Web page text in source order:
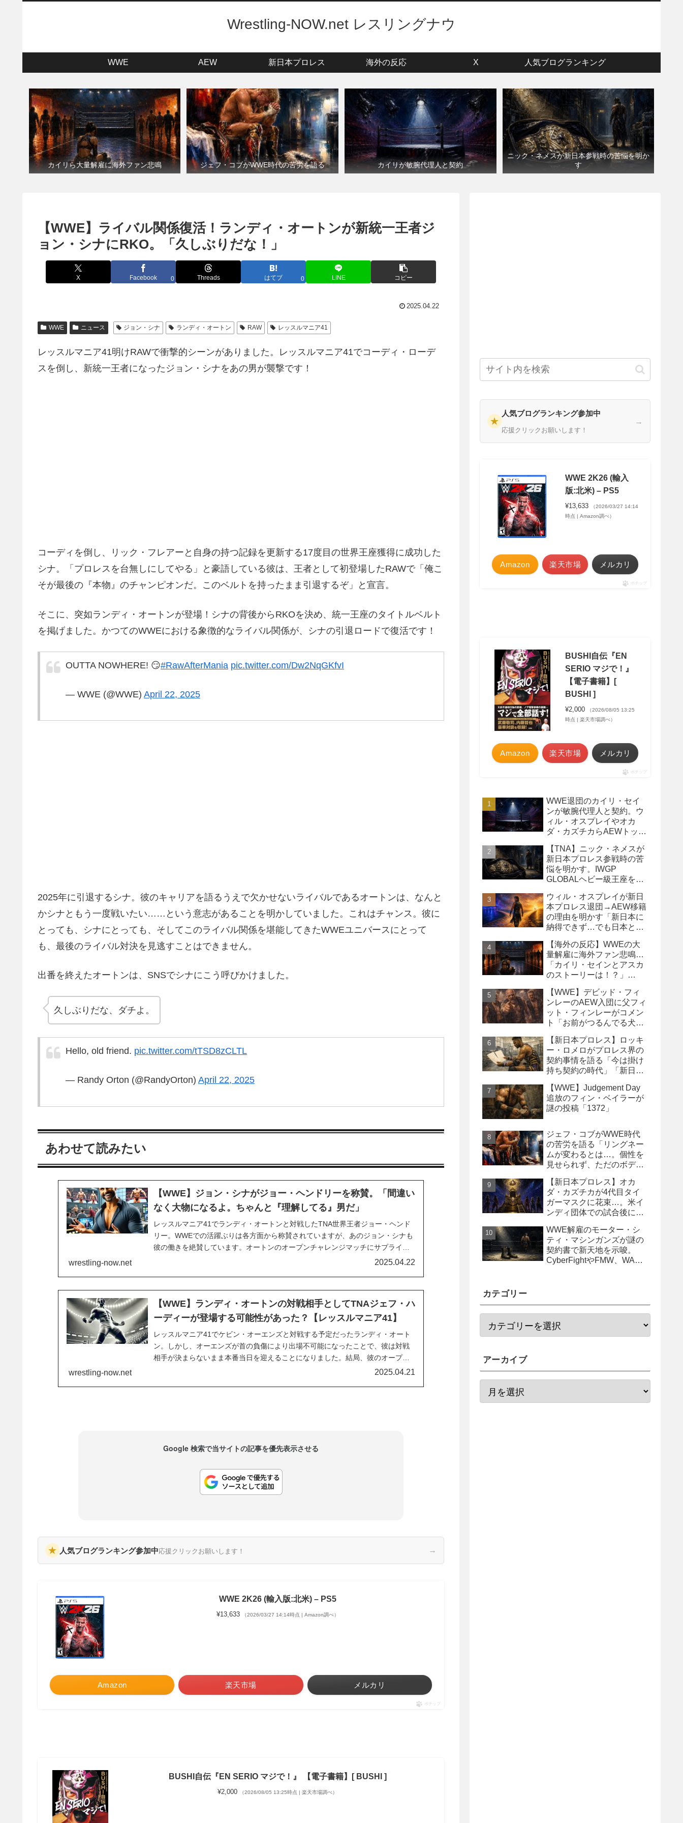
Wrestling-NOW.net レスリングナウ
WWE AEW 新日本プロレス 海外の反応 X 人気ブログランキング
カイリら大量解雇に海外ファン悲鳴 ジェフ・コブがWWE時代の苦労を語る カイリが敏腕代理人と契約
ニック・ネメスが新日本参戦時の苦悩を明か
す
【WWE】ライバル関係復活！ランディ・オートンが新統一王者ジ
ョン・シナにRKO。「久しぶりだな！」
X Facebook 0 Threads はてブ 0 LINE コピー
2025.04.22
WWE ニュース ジョン・シナ ランディ・オートン RAW レッスルマニア41
レッスルマニア41明けRAWで衝撃的シーンがありました。レッスルマニア41でコーディ・ローデ
スを倒し、新統一王者になったジョン・シナをあの男が襲撃です！
コーディを倒し、リック・フレアーと自身の持つ記録を更新する17度目の世界王座獲得に成功した
シナ。「プロレスを台無しにしてやる」と豪語している彼は、王者として初登場したRAWで「俺こ
そが最後の『本物』のチャンピオンだ。このベルトを持ったまま引退するぞ」と宣言。
そこに、突如ランディ・オートンが登場！シナの背後からRKOを決め、統一王座のタイトルベルト
を掲げました。かつてのWWEにおける象徴的なライバル関係が、シナの引退ロードで復活です！
OUTTA NOWHERE! 😏#RawAfterMania pic.twitter.com/Dw2NqGKfvI
— WWE (@WWE) April 22, 2025
2025年に引退するシナ。彼のキャリアを語るうえで欠かせないライバルであるオートンは、なんと
かシナともう一度戦いたい……という意志があることを明かしていました。これはチャンス。彼に
とっても、シナにとっても、そしてこのライバル関係を堪能してきたWWEユニバースにとって
も、最後のライバル対決を見逃すことはできません。
出番を終えたオートンは、SNSでシナにこう呼びかけました。
久しぶりだな、ダチよ。
Hello, old friend. pic.twitter.com/tTSD8zCLTL
— Randy Orton (@RandyOrton) April 22, 2025
あわせて読みたい
【WWE】ジョン・シナがジョー・ヘンドリーを称賛。「間違い
なく大物になるよ。ちゃんと『理解してる』男だ」
レッスルマニア41でランディ・オートンと対戦したTNA世界王者ジョー・ヘンド
リー。WWEでの活躍ぶりは各方面から称賛されていますが、あのジョン・シナも
彼の働きを絶賛しています。オートンのオープンチャレンジマッチにサプライズ
登場したヘンドリーは、入場だけでファンから大歓声を浴び、試合中にも会場を
wrestling-now.net 2025.04.22
【WWE】ランディ・オートンの対戦相手としてTNAジェフ・ハ
ーディーが登場する可能性があった？【レッスルマニア41】
レッスルマニア41でケビン・オーエンズと対戦する予定だったランディ・オート
ン。しかし、オーエンズが首の負傷により出場不可能になったことで、彼は対戦
相手が決まらないまま本番当日を迎えることになりました。結局、彼のオープン
チャレンジマッチに名乗りを上げたのはTNA世界王者ジョー・ヘンドリー。これ
wrestling-now.net 2025.04.21
Google 検索で当サイトの記事を優先表示させる
★ 人気ブログランキング参加中応援クリックお願いします！ →
WWE 2K26 (輸入版:北米) – PS5
¥13,633 （2026/03/27 14:14時点 | Amazon調べ）
Amazon 楽天市場 メルカリ
ポチップ
BUSHI自伝『EN SERIO マジで！』 【電子書籍】[ BUSHI ]
¥2,000 （2026/08/05 13:25時点 | 楽天市場調べ）
★
人気ブログランキング参加中
応援クリックお願いします！
→
WWE 2K26 (輸入
版:北米) – PS5
¥13,633
（2026/03/27 14:14
時点 | Amazon調べ）
Amazon 楽天市場 メルカリ
ポチップ
BUSHI自伝『EN
SERIO マジで！』
【電子書籍】[
BUSHI ]
¥2,000
（2026/08/05 13:25
時点 | 楽天市場調べ）
Amazon 楽天市場 メルカリ
ポチップ
WWE退団のカイリ・セイ
ンが敏腕代理人と契約。ウ
ィル・オスプレイやオカ
ダ・カズチカらAEWトップ
【TNA】ニック・ネメスが
新日本プロレス参戦時の苦
悩を明かす。IWGP
GLOBALヘビー級王座を
挫
ウィル・オスプレイが新日
本プロレス退団→AEW移籍
の理由を明かす「新日本に
納得できず…でも日本との
【海外の反応】WWEの大
量解雇に海外ファン悲鳴…
「カイリ・セインとアスカ
のストーリーは！？」
の犠牲になった」
【WWE】デビッド・フィ
ンレーのAEW入団に父フィ
ット・フィンレーがコメン
ト「お前がつるんでる犬連
【新日本プロレス】ロッキ
ー・ロメロがプロレス界の
契約事情を語る「今は掛け
持ち契約の時代」「新日本
るべき」
【WWE】Judgement Day
追放のフィン・ベイラーが
謎の投稿「1372」
ジェフ・コブがWWE時代
の苦労を語る「リングネー
ムが変わるとは…。個性を
見せられず、ただのボディ
【新日本プロレス】オカ
ダ・カズチカが4代目タイ
ガーマスクに花束…。米イ
ンディ団体での試合後にサ
WWE解雇のモーター・シ
ティ・マシンガンズが謎の
契約書で新天地を示唆。
CyberFightやFMW、WAR
カテゴリー
アーカイブ